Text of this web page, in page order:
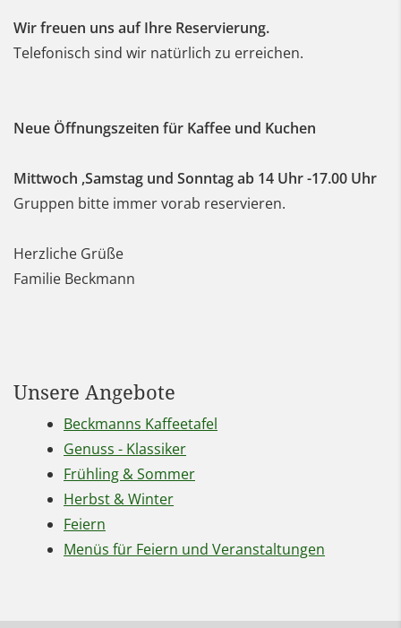
Wir freuen uns auf Ihre Reservierung.
Telefonisch sind wir natürlich zu erreichen.
Neue Öffnungszeiten für Kaffee und Kuchen
Mittwoch ,Samstag und Sonntag ab 14 Uhr -17.00 Uhr
Gruppen bitte immer vorab reservieren.
Herzliche Grüße
Familie Beckmann
Unsere Angebote
Beckmanns Kaffeetafel
Genuss - Klassiker
Frühling & Sommer
Herbst & Winter
Feiern
Menüs für Feiern und Veranstaltungen